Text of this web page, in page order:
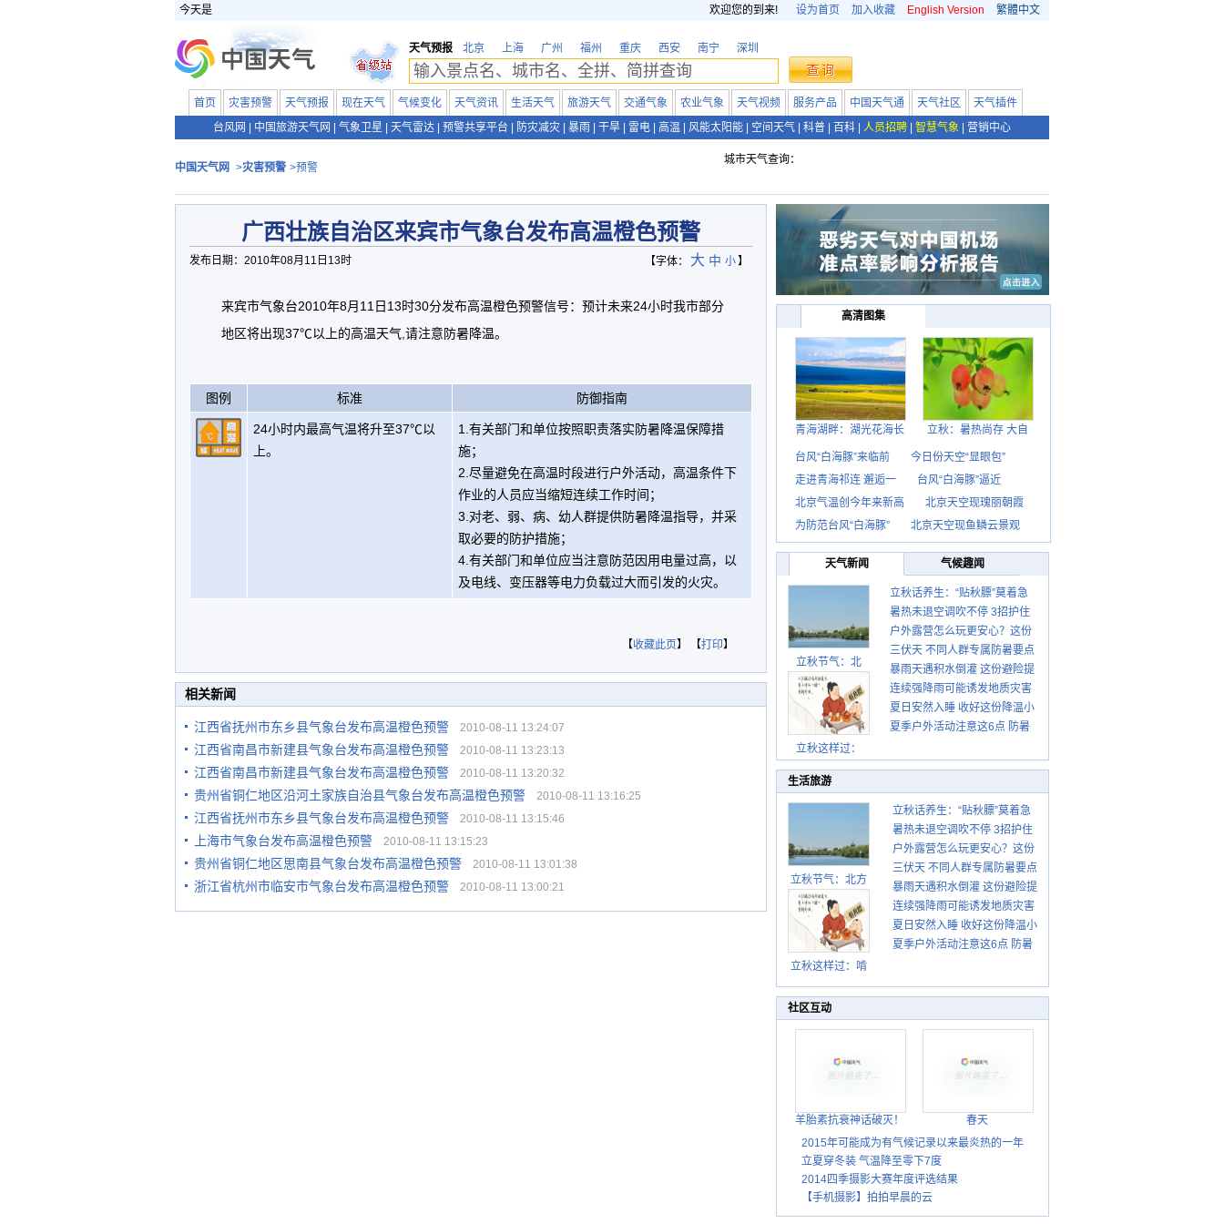
今天是 欢迎您的到来! 设为首页 加入收藏 English Version 繁體中文
天气预报 北京 上海 广州 福州 重庆 西安 南宁 深圳
首页 灾害预警 天气预报 现在天气 气候变化 天气资讯 生活天气 旅游天气 交通气象 农业气象 天气视频 服务产品 中国天气通 天气社区
天气插件
台风网
中国旅游天气网 气象卫星 天气雷达 预警共享平台 防灾减灾 暴雨 干旱 雷电 高温 风能太阳能 空间天气 科普 百科 人员招聘 智慧气象 营销中心
中国天气网 >灾害预警 >预警
城市天气查询：
广西壮族自治区来宾市气象台发布高温橙色预警
发布日期：2010年08月11日13时 【字体： 大 中 小】
来宾市气象台2010年8月11日13时30分发布高温橙色预警信号：预计未来24小时我市部分
地区将出现37℃以上的高温天气,请注意防暑降温。
图例 标准 防御指南
24小时内最高气温将升至37℃以
上。
1.有关部门和单位按照职责落实防暑降温保障措
施；
2.尽量避免在高温时段进行户外活动，高温条件下
作业的人员应当缩短连续工作时间；
3.对老、弱、病、幼人群提供防暑降温指导，并采
取必要的防护措施；
4.有关部门和单位应当注意防范因用电量过高，以
及电线、变压器等电力负载过大而引发的火灾。
【收藏此页】 【打印】
相关新闻
江西省抚州市东乡县气象台发布高温橙色预警 2010-08-11 13:24:07
江西省南昌市新建县气象台发布高温橙色预警 2010-08-11 13:23:13
江西省南昌市新建县气象台发布高温橙色预警 2010-08-11 13:20:32
贵州省铜仁地区沿河土家族自治县气象台发布高温橙色预警 2010-08-11 13:16:25
江西省抚州市东乡县气象台发布高温橙色预警 2010-08-11 13:15:46
上海市气象台发布高温橙色预警 2010-08-11 13:15:23
贵州省铜仁地区思南县气象台发布高温橙色预警 2010-08-11 13:01:38
浙江省杭州市临安市气象台发布高温橙色预警 2010-08-11 13:00:21
高清图集
青海湖畔：湖光花海长 立秋：暑热尚存 大自
台风“白海豚”来临前
今日份天空“显眼包”
走进青海祁连 邂逅一
台风“白海豚”逼近
北京气温创今年来新高
北京天空现瑰丽朝霞
为防范台风“白海豚”
北京天空现鱼鳞云景观
天气新闻 气候趣闻
立秋节气：北
立秋这样过：
立秋话养生：“贴秋膘”莫着急
先清暑再防燥
暑热未退空调吹不停 3招护住
肩颈不酸痛
户外露营怎么玩更安心？这份
攻略请收好
三伏天 不同人群专属防暑要点
请收好
暴雨天遇积水倒灌 这份避险提
示请收好
连续强降雨可能诱发地质灾害
这些前兆要知道
夏日安然入睡 收好这份降温小
贴士
夏季户外活动注意这6点 防暑
生活旅游
立秋节气：北方
逐渐转凉 南方暑
热仍盛
立秋这样过：啃
祝丰收迎秋来
立秋话养生：“贴秋膘”莫着急
先清暑再防燥
暑热未退空调吹不停 3招护住
肩颈不酸痛
户外露营怎么玩更安心？这份
攻略请收好
三伏天 不同人群专属防暑要点
请收好
暴雨天遇积水倒灌 这份避险提
示请收好
连续强降雨可能诱发地质灾害
这些前兆要知道
夏日安然入睡 收好这份降温小
贴士
夏季户外活动注意这6点 防暑
社区互动
羊胎素抗衰神话破灭！
春天
2015年可能成为有气候记录以来最炎热的一年
立夏穿冬装 气温降至零下7度
2014四季摄影大赛年度评选结果
【手机摄影】拍拍早晨的云